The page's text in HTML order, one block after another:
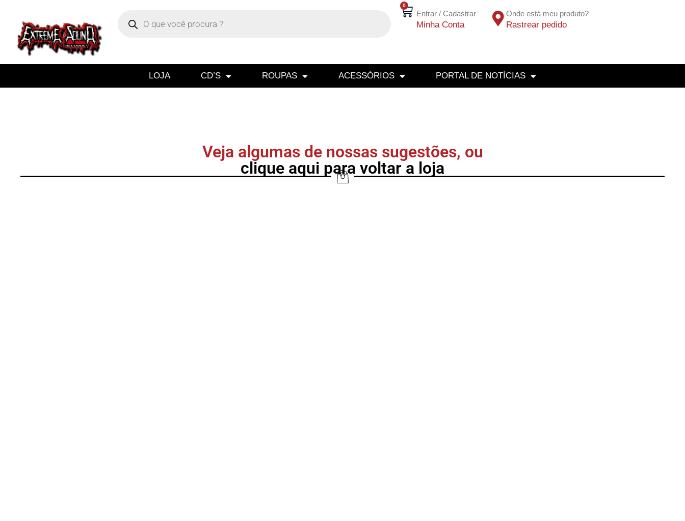
0
Entrar / Cadastrar
Minha Conta
Onde está meu produto?
Rastrear pedido
LOJA CD’S ROUPAS ACESSÓRIOS PORTAL DE NOTÍCIAS
Veja algumas de nossas sugestões, ou
clique aqui para voltar a loja